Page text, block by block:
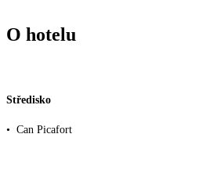
O hotelu
Středisko
• Can Picafort